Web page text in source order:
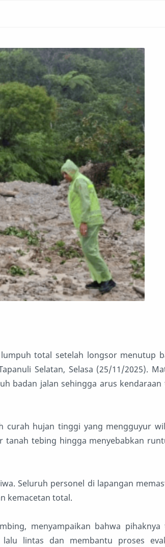
total setelah longsor menutup
Selatan, Selasa (25/11/2025).
badan jalan sehingga arus kendaraan
curah hujan tinggi yang mengguyur
tebing hingga menyebabkan
Seluruh personel di lapangan
kemacetan total.
menyampaikan bahwa pihaknya
lintas dan membantu proses